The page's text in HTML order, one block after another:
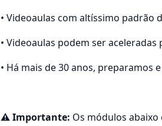
• Videoaulas com altíssimo padrão
• Videoaulas podem ser
• Há mais de 30 anos, preparamos
⚠️ Importante: Os módulos abaixo